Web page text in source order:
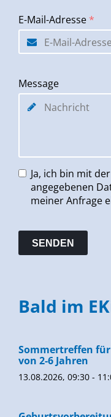
E-Mail-Adresse *
Message
Ja, ich bin mit
angegebenen
meiner Anfrage
Bald im
Sommertreffen
von 2-6 Jahren
13.08.2026, 09:30 -